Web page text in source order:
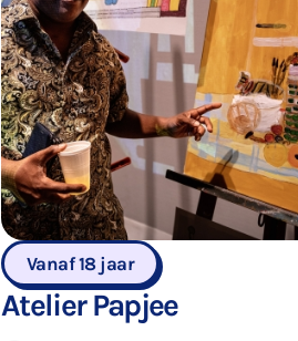
Vanaf 18 jaar
Atelier Papjee